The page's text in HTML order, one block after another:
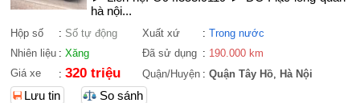
hà nội...
Hộp số : Số tự động Xuất xứ : Trong nước
Nhiên liệu : Xăng Đã sử dụng : 190.000 km
Giá xe
: 320 triệu Quận/Huyện : Quận Tây Hồ, Hà Nội
Lưu tin
So sánh